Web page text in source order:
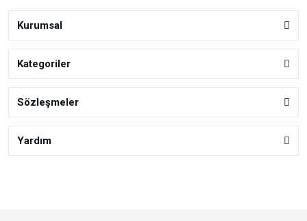
Kurumsal
Kategoriler
Sözleşmeler
Yardım